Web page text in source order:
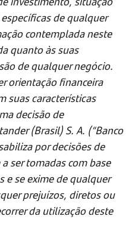
de qualquer
contemplada neste
quanto às suas
de qualquer negócio.
orientação financeira
suas características
decisão de
(Brasil) S. A. (“Banco
por decisões de
ser tomadas com base
e se exime de qualquer
prejuízos, diretos ou
da utilização deste